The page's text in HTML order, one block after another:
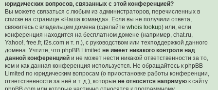
юридических вопросов, связанных с этой конференцией?
Вы можете связаться с любым из администраторов, перечисленных в
списке на странице «Наша команда». Если вы не получили ответа,
свяжитесь с владельцем домена (сделайте whois lookup) или, если
конференция находится на бесплатном домене (например, chat.ru,
Yahoo!, free.fr, f2s.com и т. п.), с руководством или техподдержкой данного
домена. Учтите, что phpBB Limited не имеет никакого контроля над
данной конференцией и не может нести никакой ответственности за то,
кем и как данная конференция используется. Не обращайтесь к phpBB
Limited по юридическим вопросам (о приостановке работы конференции,
ответственности за неё и т. д.), которые не относятся напрямую к сайту